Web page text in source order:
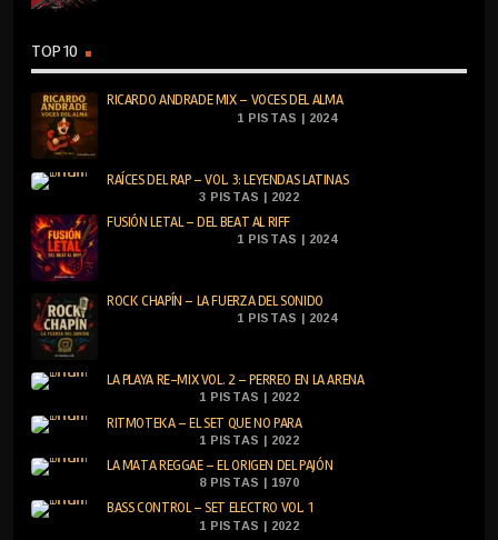
TOP 10
RICARDO ANDRADE MIX – VOCES DEL ALMA
1 PISTAS | 2024
RAÍCES DEL RAP – VOL. 3: LEYENDAS LATINAS
3 PISTAS | 2022
FUSIÓN LETAL – DEL BEAT AL RIFF
1 PISTAS | 2024
ROCK CHAPÍN – LA FUERZA DEL SONIDO
1 PISTAS | 2024
LA PLAYA RE-MIX VOL. 2 – PERREO EN LA ARENA
1 PISTAS | 2022
RITMOTEKA – EL SET QUE NO PARA
1 PISTAS | 2022
LA MATA REGGAE – EL ORIGEN DEL PAJÓN
8 PISTAS | 1970
BASS CONTROL – SET ELECTRO VOL. 1
1 PISTAS | 2022